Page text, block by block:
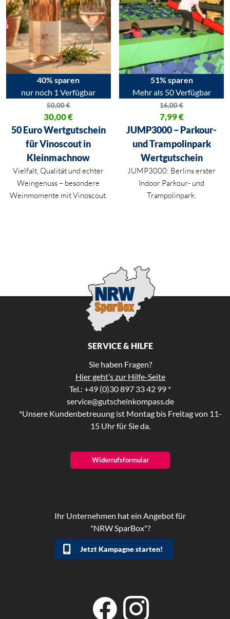
40% sparen
nur noch 1 Verfügbar
50,00€
Ursprünglicher Preis war: 50,00 €
30,00€
Aktueller Preis ist: 30,00 €.
50 Euro Wertgutschein
für Vinoscout in
Kleinmachnow
Vielfalt, Qualität und echter
Weingenuss – besondere
Weinmomente mit Vinoscout.
51% sparen
Mehr als 50 Verfügbar
16,00€
Ursprünglicher Preis war:
7,99€
Aktueller Preis ist: 7,99 €.
JUMP3000 – Parkour-
und Trampolinpark
Wertgutschein
JUMP3000: Berlins erster
Indoor Parkour- und
Trampolinpark.
SERVICE & HILFE
Sie haben Fragen?
Hier geht’s zur Hilfe-Seite
Tel.: +49 (0)30 897 33 42 99 *
service@gutscheinkompass.de
*Unsere Kundenbetreuung ist Montag bis Freitag von 11-
15 Uhr für Sie da.
Widerrufsformular
Ihr Unternehmen hat ein Angebot für
"NRW SparBox"?
Jetzt Kampagne starten!